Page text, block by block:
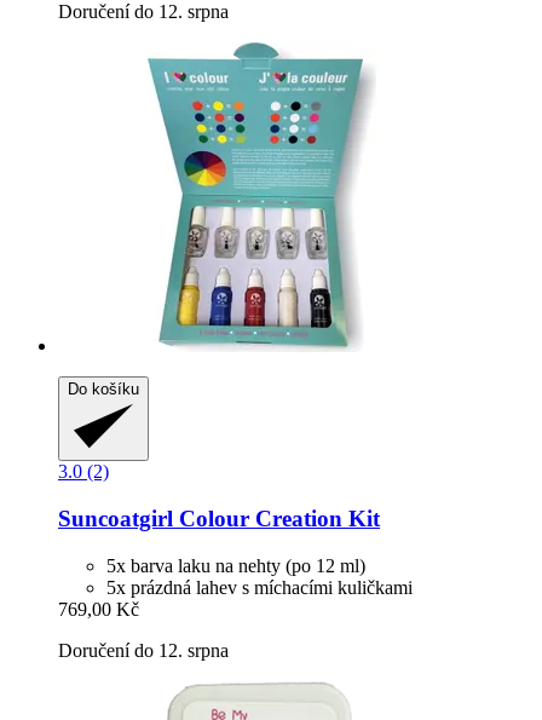
Doručení do 12. srpna
Do košíku
3.0 (2)
Suncoatgirl Colour Creation Kit
5x barva laku na nehty (po 12 ml)
5x prázdná lahev s míchacími kuličkami
769,00 Kč
Doručení do 12. srpna